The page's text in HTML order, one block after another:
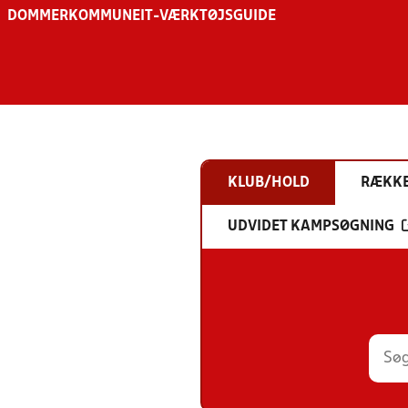
DOMMER KOMMUNE IT-VÆRKTØJSGUIDE
KLUB/HOLD
UDVIDET KAMPSØGNING